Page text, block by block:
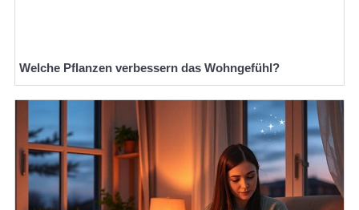
Welche Pflanzen verbessern das Wohngefühl?